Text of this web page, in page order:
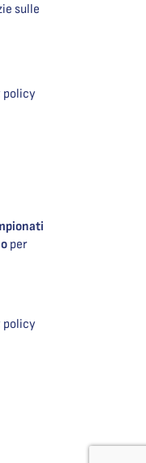
sulle
policy
per
policy